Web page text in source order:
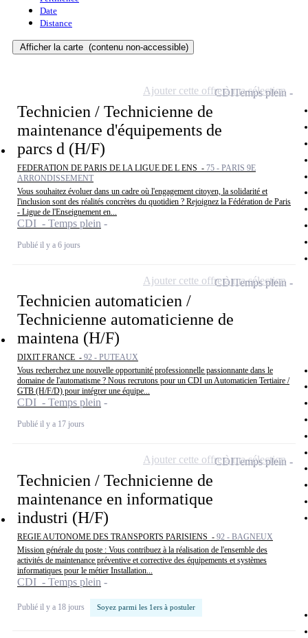
Date
Distance
Afficher la carte (contenu non-accessible)
Technicien / Technicienne de
maintenance d'équipements de
parcs d (H/F)
FEDERATION DE PARIS DE LA LIGUE DE L ENS - 75 - PARIS 9E
ARRONDISSEMENT
Vous souhaitez évoluer dans un cadre où l'engagement citoyen, la solidarité et
l'inclusion sont des réalités concrètes du quotidien ? Rejoignez la Fédération de Paris
- Ligue de l'Enseignement en...
CDI - Temps plein
Publié il y a 6 jours
CDITemps plein
Ajouter cette offre à ma sélection
Technicien automaticien /
Technicienne automaticienne de
maintena (H/F)
DIXIT FRANCE - 92 - PUTEAUX
Vous recherchez une nouvelle opportunité professionnelle passionnante dans le
domaine de l'automatisme ? Nous recrutons pour un CDI un Automaticien Tertiaire /
GTB (H/F/D) pour intégrer une équipe...
CDI - Temps plein
Publié il y a 17 jours
CDITemps plein
Ajouter cette offre à ma sélection
Technicien / Technicienne de
maintenance en informatique
industri (H/F)
REGIE AUTONOME DES TRANSPORTS PARISIENS - 92 - BAGNEUX
Mission générale du poste : Vous contribuez à la réalisation de l'ensemble des
activités de maintenance préventive et corrective des équipements et systèmes
informatiques pour le métier Installation...
CDI - Temps plein
Publié il y a 18 jours Soyez parmi les 1ers à postuler
CDITemps plein
Ajouter cette offre à ma sélection